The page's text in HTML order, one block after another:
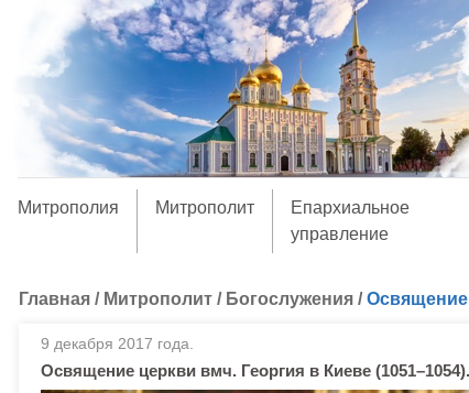
Митрополия Митрополит
Епархиальное
управление
Главная / Митрополит / Богослужения /Освящение
9 декабря 2017 года.
Освящение церкви вмч. Георгия в Киеве (1051–1054).